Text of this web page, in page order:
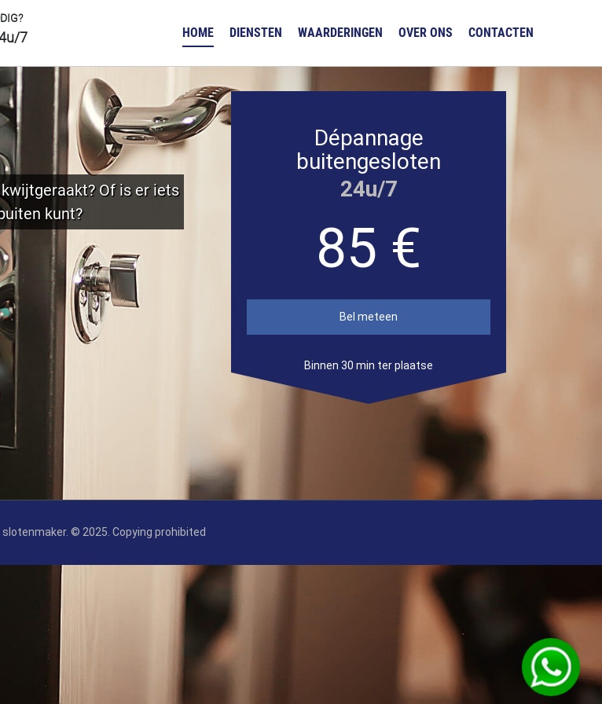
7 HOME DIENSTEN WAARDERINGEN OVER ONS CONTACTEN
Of is er iets
kunt?
Dépannage
buitengesloten
24u/7
85 €
Bel meteen
Binnen 30 min ter plaatse
slotenmaker. © 2025. Copying prohibited